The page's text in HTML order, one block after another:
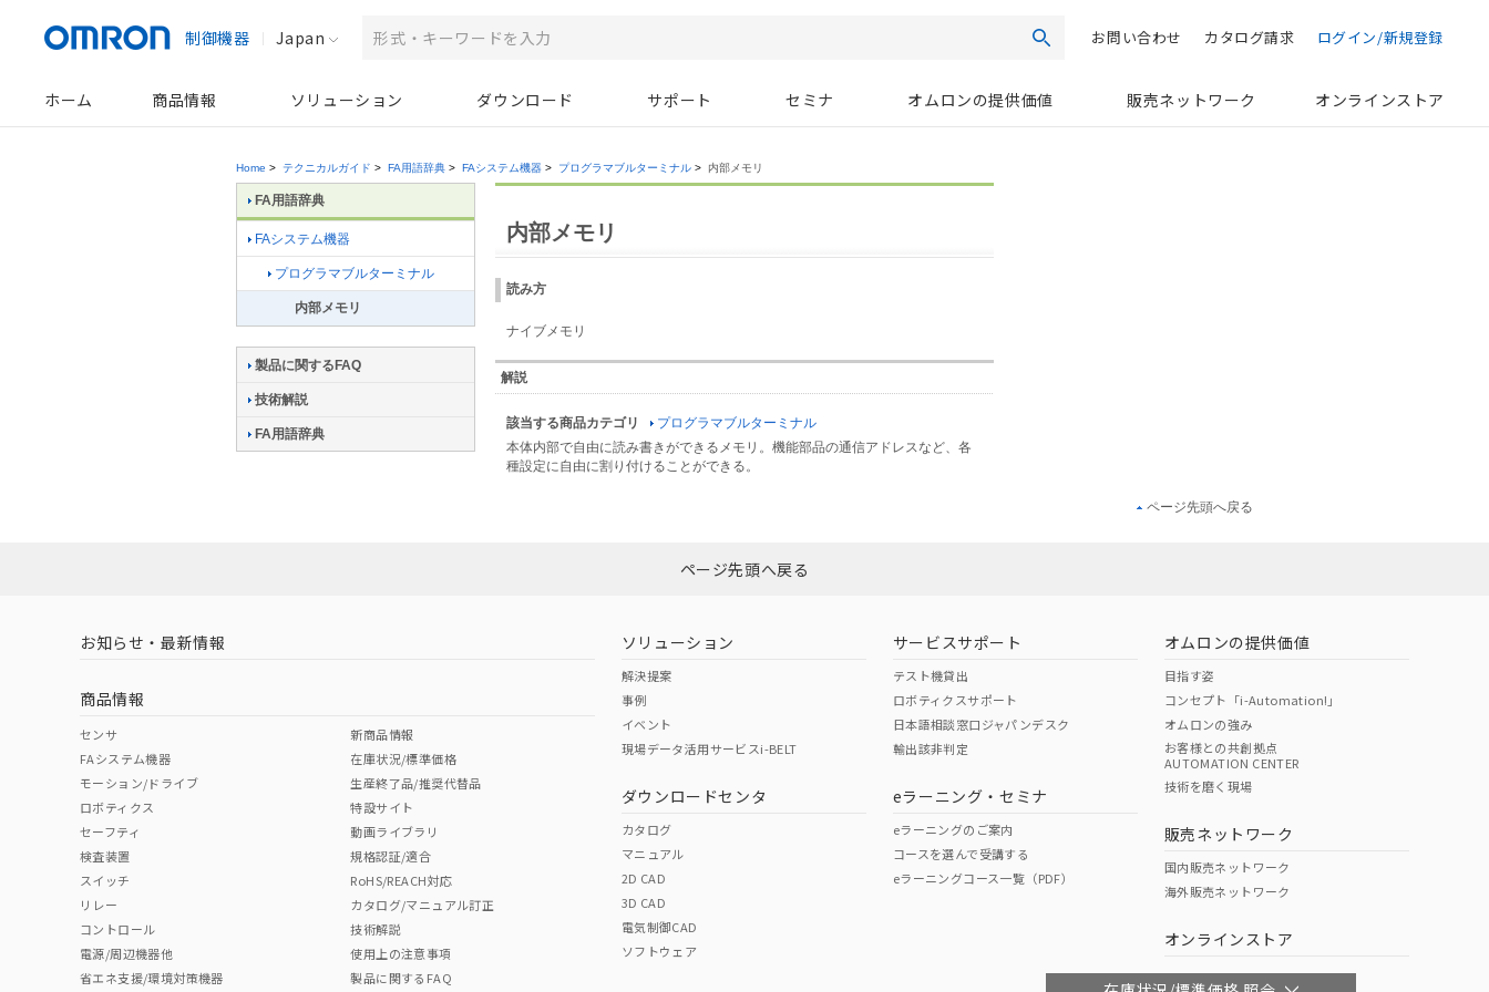
制御機器 Japan お問い合わせ カタログ請求 ログイン/新規登録
ホーム 商品情報 ソリューション ダウンロード サポート セミナ オムロンの提供価値 販売ネットワーク オンラインストア
Home > テクニカルガイド > FA用語辞典 > FAシステム機器 > プログラマブルターミナル > 内部メモリ
内部メモリ
読み方
ナイブメモリ
解説
該当する商品カテゴリ
プログラマブルターミナル
本体内部で自由に読み書きができるメモリ。機能部品の通信アドレスなど、各
種設定に自由に割り付けることができる。
FA用語辞典
FAシステム機器
プログラマブルターミナル
内部メモリ
製品に関するFAQ
技術解説
FA用語辞典
ページ先頭へ戻る
ページ先頭へ戻る
お知らせ・最新情報
商品情報
センサ
FAシステム機器
モーション/ドライブ
ロボティクス
セーフティ
検査装置
スイッチ
リレー
コントロール
電源/周辺機器他
省エネ支援/環境対策機器
新商品情報
在庫状況/標準価格
生産終了品/推奨代替品
特設サイト
動画ライブラリ
規格認証/適合
RoHS/REACH対応
カタログ/マニュアル訂正
技術解説
使用上の注意事項
製品に関するFAQ
ソリューション
解決提案
事例
イベント
現場データ活用サービスi-BELT
ダウンロードセンタ
カタログ
マニュアル
2D CAD
3D CAD
電気制御CAD
ソフトウェア
サービスサポート
テスト機貸出
ロボティクスサポート
日本語相談窓口ジャパンデスク
輸出該非判定
eラーニング・セミナ
eラーニングのご案内
コースを選んで受講する
eラーニングコース一覧（PDF）
オムロンの提供価値
目指す姿
コンセプト「i-Automation!」
オムロンの強み
お客様との共創拠点
AUTOMATION CENTER
技術を磨く現場
販売ネットワーク
国内販売ネットワーク
海外販売ネットワーク
オンラインストア